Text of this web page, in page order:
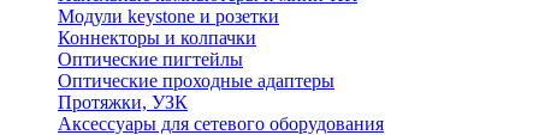
Модули keystone и розетки
Коннекторы и колпачки
Оптические пигтейлы
Оптические проходные адаптеры
Протяжки, УЗК
Аксессуары для сетевого оборудования